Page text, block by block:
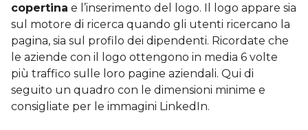
copertina e l’inserimento del logo. Il logo appare sia
sul motore di ricerca quando gli utenti ricercano la
pagina, sia sul profilo dei dipendenti. Ricordate che
le aziende con il logo ottengono in media 6 volte
più traffico sulle loro pagine aziendali. Qui di
seguito un quadro con le dimensioni minime e
consigliate per le immagini LinkedIn.